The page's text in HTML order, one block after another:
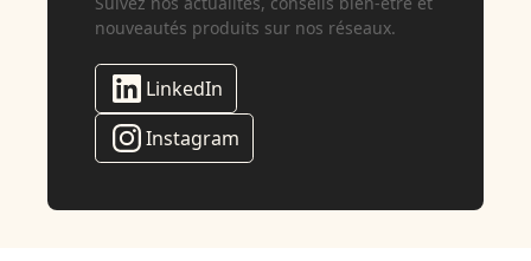
nouveautés produits sur nos réseaux.
LinkedIn
Instagram